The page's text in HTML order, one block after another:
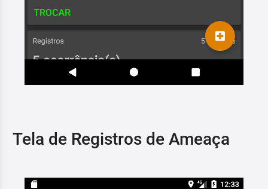
Tela de Registros de Ameaça